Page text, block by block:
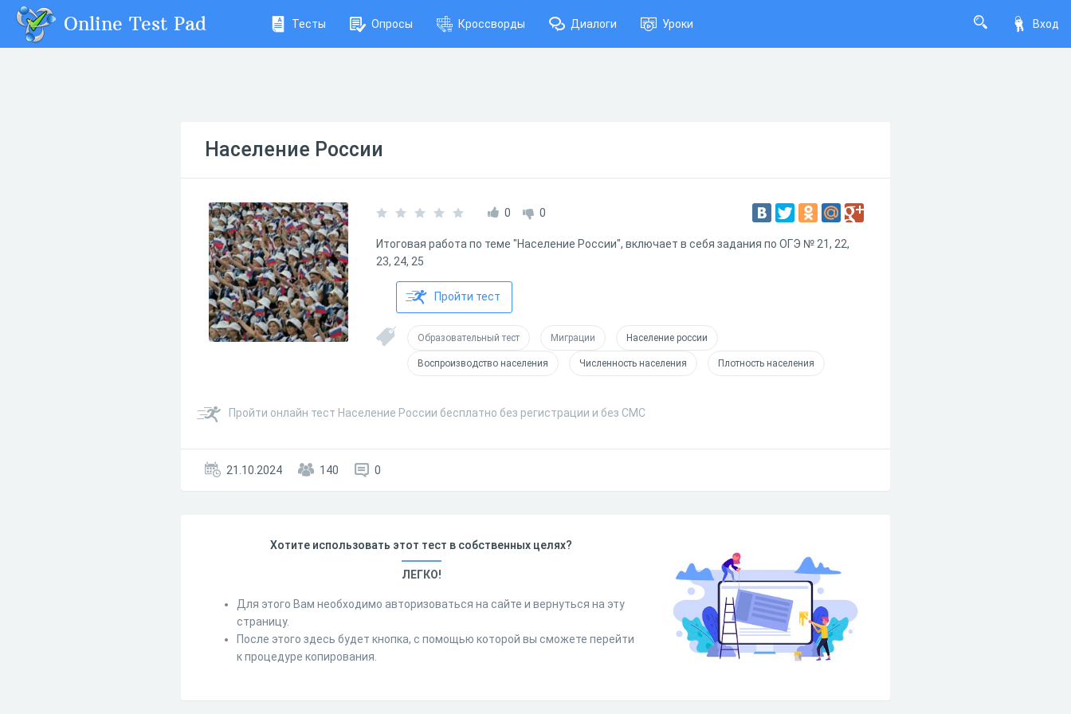
Вход
Online Test Pad Тесты Опросы Кроссворды Диалоги Уроки
Население России
0 0
Итоговая работа по теме "Население России", включает в себя задания по ОГЭ № 21, 22,
23, 24, 25
Пройти тест
Образовательный тест Миграции Население россии
Воспроизводство населения Численность населения Плотность населения
Пройти онлайн тест Население России бесплатно без регистрации и без СМС
21.10.2024 140 0
Хотите использовать этот тест в собственных целях?
ЛЕГКО!
Для этого Вам необходимо авторизоваться на сайте и вернуться на эту
страницу.
После этого здесь будет кнопка, с помощью которой вы сможете перейти
к процедуре копирования.